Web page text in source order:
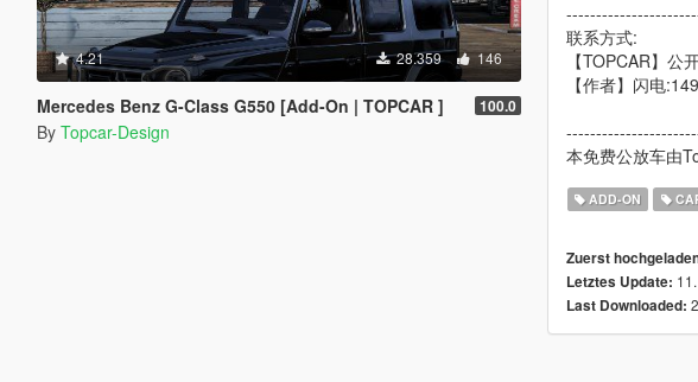
4.21 28.359 146
Mercedes Benz G-Class G550 [Add-On | TOPCAR ] 100.0
By Topcar-Design
联系方式:
【TOPCAR】公
【作者】闪电
本免费公放车由
ADD-ON
Zuerst
Letztes Update:
Last Downloaded: